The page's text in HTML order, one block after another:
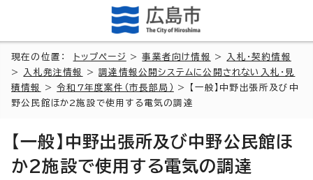
現在の位置： トップページ >事業者向け情報 >
入札・契約情報
>
入札発注情報 >調達情報公開システムに公開されない入札・見
積情報
>令和7年度案件（市長部局）
> 【一般】中野出張所及び中
野公民館ほか2施設で使用する電気の調達
【一般】中野出張所及び中野公民館ほ
か2施設で使用する電気の調達